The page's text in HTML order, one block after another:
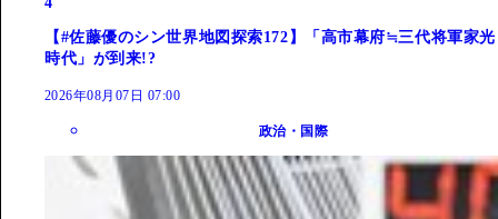
【#佐藤優のシン世界地図探索172】「高市幕府≒三代将軍家光
時代」が到来!?
2026年08月07日 07:00
政治・国際